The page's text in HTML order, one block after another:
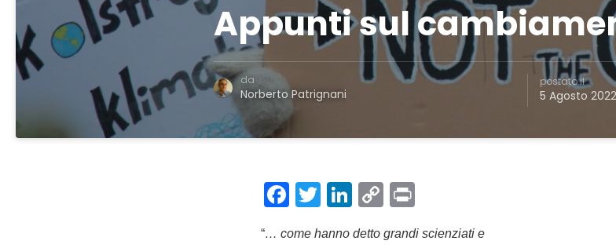
Appunti sul
da
Norberto Patrignani
postato il
5 Agosto 2022
Facebook
TwitterLinkedIn
Copy
“… come hanno detto grandi scienziati e